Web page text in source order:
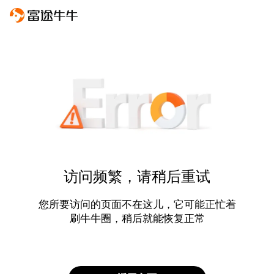
访问频繁，请稍后重试
您所要访问的页面不在这儿，它可能正忙着
刷牛牛圈，稍后就能恢复正常